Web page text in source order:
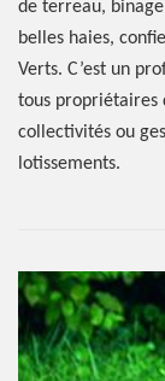
de terreau,
belles haies,
Verts. C’est un
tous propriétaires
collectivités ou
lotissements.